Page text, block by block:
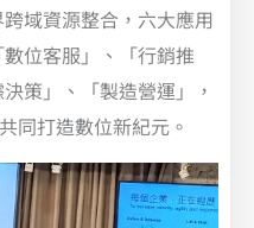
域資源整合，六大應用
位客服」、「行銷推
策」、「製造營運」，
同打造數位新紀元。